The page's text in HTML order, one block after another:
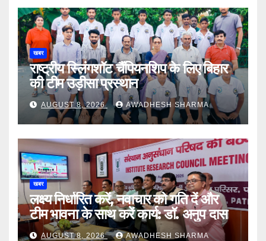
खबर
राष्ट्रीय स्लिंगशॉट चैंपियनशिप के लिए बिहार
की टीम उड़ीसा प्रस्थान
AUGUST 8, 2026 AWADHESH SHARMA
खबर
लक्ष्य निर्धारित करें, नवाचार को गति दें और
टीम भावना के साथ करें कार्य: डॉ. अनुप दास
AUGUST 8, 2026 AWADHESH SHARMA